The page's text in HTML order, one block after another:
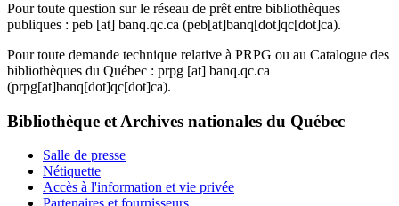
Pour toute question sur le réseau de prêt entre bibliothèques
publiques : peb [at] banq.qc.ca (peb[at]banq[dot]qc[dot]ca).
Pour toute demande technique relative à PRPG ou au Catalogue des
bibliothèques du Québec : prpg [at] banq.qc.ca
(prpg[at]banq[dot]qc[dot]ca).
Bibliothèque et Archives nationales du Québec
Salle de presse
Nétiquette
Accès à l'information et vie privée